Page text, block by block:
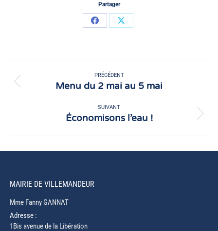
Partager
PartagerPartager
article
PRÉCÉDENT
Article
Menu du 2 mai au 5 mai
SUIVANT
Article
Économisons l’eau !
MAIRIE DE VILLEMANDEUR
Mme Fanny GANNAT
Adresse :
1Bis avenue de la Libération